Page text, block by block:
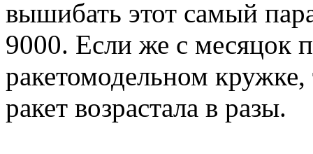
вышибать этот самый
9000. Если же с месяцок
ракетомодельном
ракет возрастала в разы.